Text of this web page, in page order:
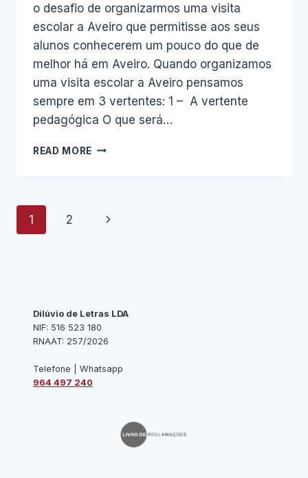
o desafio de organizarmos uma visita
escolar a Aveiro que permitisse aos seus
alunos conhecerem um pouco do que de
melhor há em Aveiro. Quando organizamos
uma visita escolar a Aveiro pensamos
sempre em 3 vertentes: 1 – A vertente
pedagógica O que será…
READ MORE VISITA
AGRUPAMENTO
Page
1 2
Next
Dilúvio de Letras LDA
NIF: 516 523 180
RNAAT: 257/2026
Telefone | Whatsapp
964 497 240